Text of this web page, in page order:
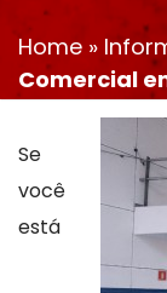
Home »
Comercial
Se
você
está